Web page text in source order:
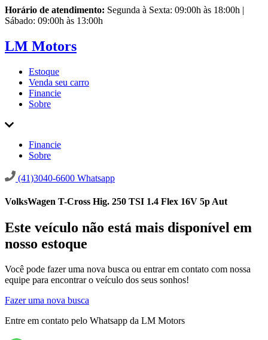
Horário de atendimento: Segunda à Sexta: 09:00h às 18:00h |
Sábado: 09:00h às 13:00h
LM Motors
Estoque
Venda seu carro
Financie
Sobre
Financie
Sobre
(41)3040-6600 Whatsapp
VolksWagen T-Cross Hig. 250 TSI 1.4 Flex 16V 5p Aut
Este veículo não está mais disponível em
nosso estoque
Você pode fazer uma nova busca ou entrar em contato com nossa
equipe para encontrar o veículo dos seus sonhos!
Fazer uma nova busca
Entre em contato pelo Whatsapp da LM Motors